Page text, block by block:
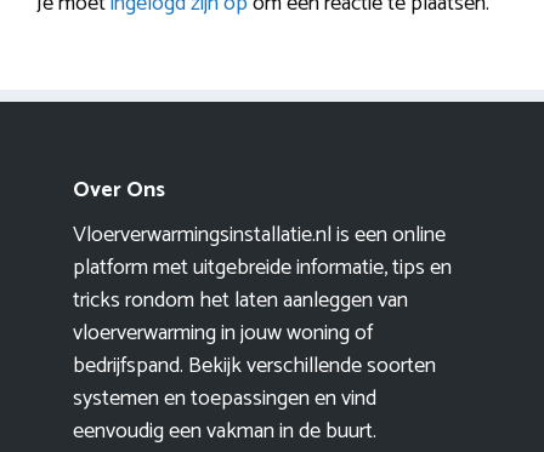
Over Ons
Vloerverwarmingsinstallatie.nl is een online
platform met uitgebreide informatie, tips en
tricks rondom het laten aanleggen van
vloerverwarming in jouw woning of
bedrijfspand. Bekijk verschillende soorten
systemen en toepassingen en vind
eenvoudig een vakman in de buurt.